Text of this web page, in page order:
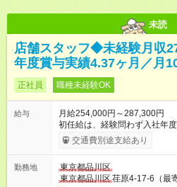
未読
店舗スタッフ◆未経験月収
年度賞与実績4.37ヶ月／月
正社員 職種未経験OK
給与
月給254,000円～287,300円
初任給は、経験問わず入社年
す。 ■27歳以上：月給28万
円 ■25歳 ：月給27万9300
歳 ：月給26万円 ■20歳 ：月給25
スについて■ 配属後は経験を
交通費別途支給あり
勤務地
東京都品川区
東京都品川区荏原4-17-6（最